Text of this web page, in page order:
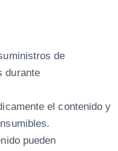
de
durante
el contenido y
pueden